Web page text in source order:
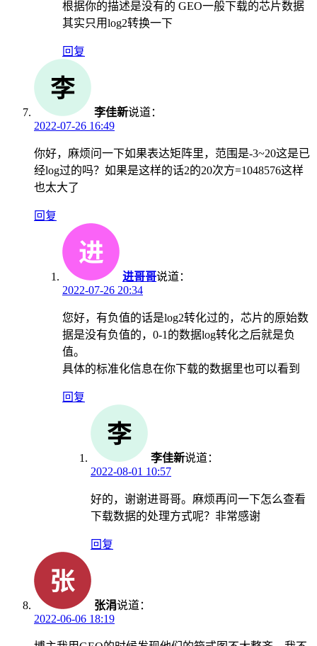
根据你的描述是没有的 GEO一般下载的芯片数据
其实只用log2转换一下
回复
李佳新说道：
2022-07-26 16:49
你好，麻烦问一下如果表达矩阵里，范围是-3~20这是已
经log过的吗？如果是这样的话2的20次方=1048576这样
也太大了
回复
进哥哥说道：
2022-07-26 20:34
您好，有负值的话是log2转化过的，芯片的原始数
据是没有负值的，0-1的数据log转化之后就是负
值。
具体的标准化信息在你下载的数据里也可以看到
回复
李佳新说道：
2022-08-01 10:57
好的，谢谢进哥哥。麻烦再问一下怎么查看
下载数据的处理方式呢？非常感谢
回复
张涓说道：
2022-06-06 18:19